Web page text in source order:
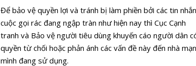
Để bảo vệ quyền lợi và tránh bị làm phiền bởi các tin
cuộc gọi rác đang ngập tràn như hiện nay thì Cục Cạnh
tranh và Bảo vệ người tiêu dùng khuyến cáo người dân
quyền từ chối hoặc phản ánh các vấn đề này đến nhà
mình đang sử dụng.